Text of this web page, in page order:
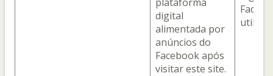
digital
alimentada por
anúncios do
Facebook após
visitar este site.